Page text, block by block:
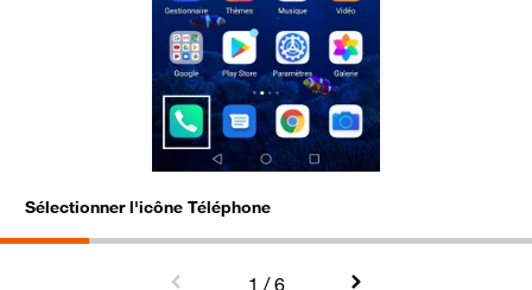
Sélectionner l'icône Téléphone
1 / 6